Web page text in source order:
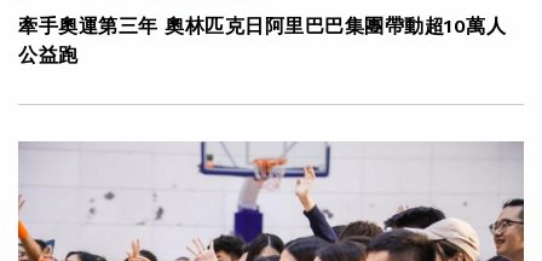
牽手奧運第三年 奧林匹克日阿里巴巴集團帶動超10萬人
公益跑